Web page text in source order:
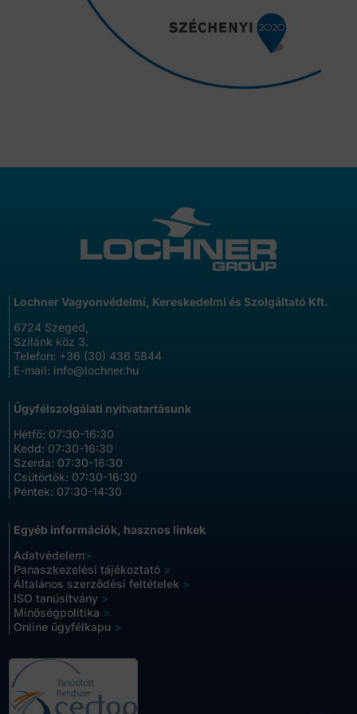
Lochner Vagyonvédelmi, Kereskedelmi és Szolgáltató Kft.
6724 Szeged,
Szilánk köz 3.
Telefon: +36 (30) 436 5844
E-mail: info@lochner.hu
Ügyfélszolgálati nyitvatartásunk
Hétfő: 07:30-16:30
Kedd: 07:30-16:30
Szerda: 07:30-16:30
Csütörtök: 07:30-16:30
Péntek: 07:30-14:30
Egyéb információk, hasznos linkek
Adatvédelem>
Panaszkezelési tájékoztató >
Általános szerződési feltételek >
ISO tanúsítvány >
Minőségpolitika >
Online ügyfélkapu >